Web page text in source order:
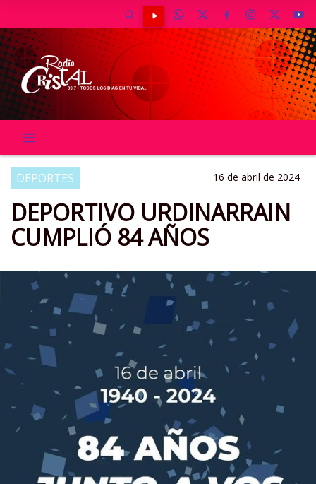
DEPORTES 16 de abril de 2024
DEPORTIVO URDINARRAIN
CUMPLIÓ 84 AÑOS